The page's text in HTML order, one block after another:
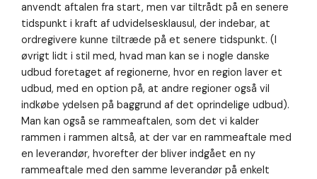
anvendt aftalen fra start, men var tiltrådt på en senere
tidspunkt i kraft af udvidelsesklausul, der indebar, at
ordregivere kunne tiltræde på et senere tidspunkt. (I
øvrigt lidt i stil med, hvad man kan se i nogle danske
udbud foretaget af regionerne, hvor en region laver et
udbud, med en option på, at andre regioner også vil
indkøbe ydelsen på baggrund af det oprindelige udbud).
Man kan også se rammeaftalen, som det vi kalder
rammen i rammen altså, at der var en rammeaftale med
en leverandør, hvorefter der bliver indgået en ny
rammeaftale med den samme leverandør på enkelt